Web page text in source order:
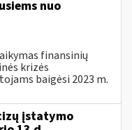
nuo
finansinių
krizės
baigėsi 2023 m.
įstatymo